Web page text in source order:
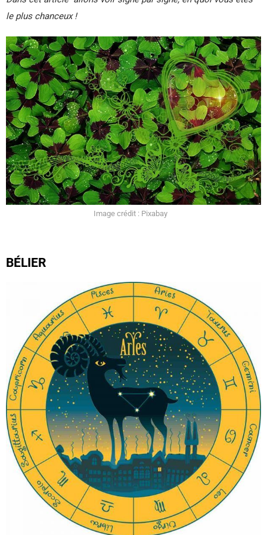
le plus chanceux !
Image crédit : Pixabay
BÉLIER